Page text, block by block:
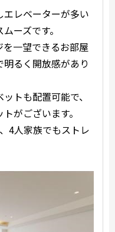
レベーターが多い
ーズです。
一望できるお部屋
るく開放感があり
トも配置可能で、
がございます。
4人家族でもストレ